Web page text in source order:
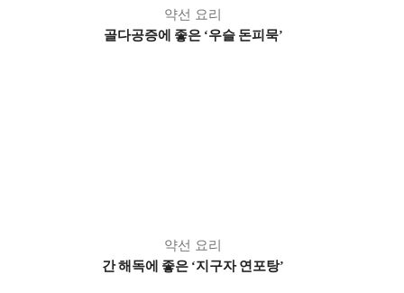
약선 요리
골다공증에 좋은 ‘우슬 돈피묵’
약선 요리
간 해독에 좋은 ‘지구자 연포탕’